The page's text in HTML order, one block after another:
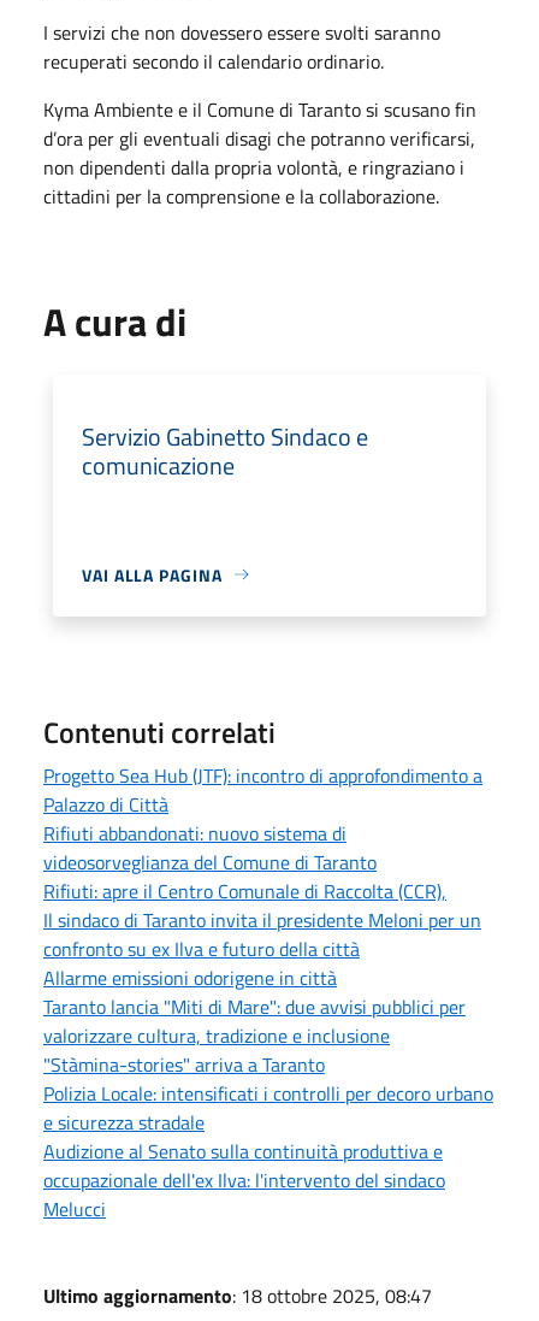
I servizi che non dovessero essere svolti saranno
recuperati secondo il calendario ordinario.
Kyma Ambiente e il Comune di Taranto si scusano fin
d’ora per gli eventuali disagi che potranno verificarsi,
non dipendenti dalla propria volontà, e ringraziano i
cittadini per la comprensione e la collaborazione.
A cura di
Servizio Gabinetto Sindaco e
comunicazione
VAI ALLA PAGINA
Contenuti correlati
Progetto Sea Hub (JTF): incontro di approfondimento a
Palazzo di Città
Rifiuti abbandonati: nuovo sistema di
videosorveglianza del Comune di Taranto
Rifiuti: apre il Centro Comunale di Raccolta (CCR),
Il sindaco di Taranto invita il presidente Meloni per un
confronto su ex Ilva e futuro della città
Allarme emissioni odorigene in città
Taranto lancia "Miti di Mare": due avvisi pubblici per
valorizzare cultura, tradizione e inclusione
"Stàmina-stories" arriva a Taranto
Polizia Locale: intensificati i controlli per decoro urbano
e sicurezza stradale
Audizione al Senato sulla continuità produttiva e
occupazionale dell'ex Ilva: l'intervento del sindaco
Melucci
Ultimo aggiornamento: 18 ottobre 2025, 08:47